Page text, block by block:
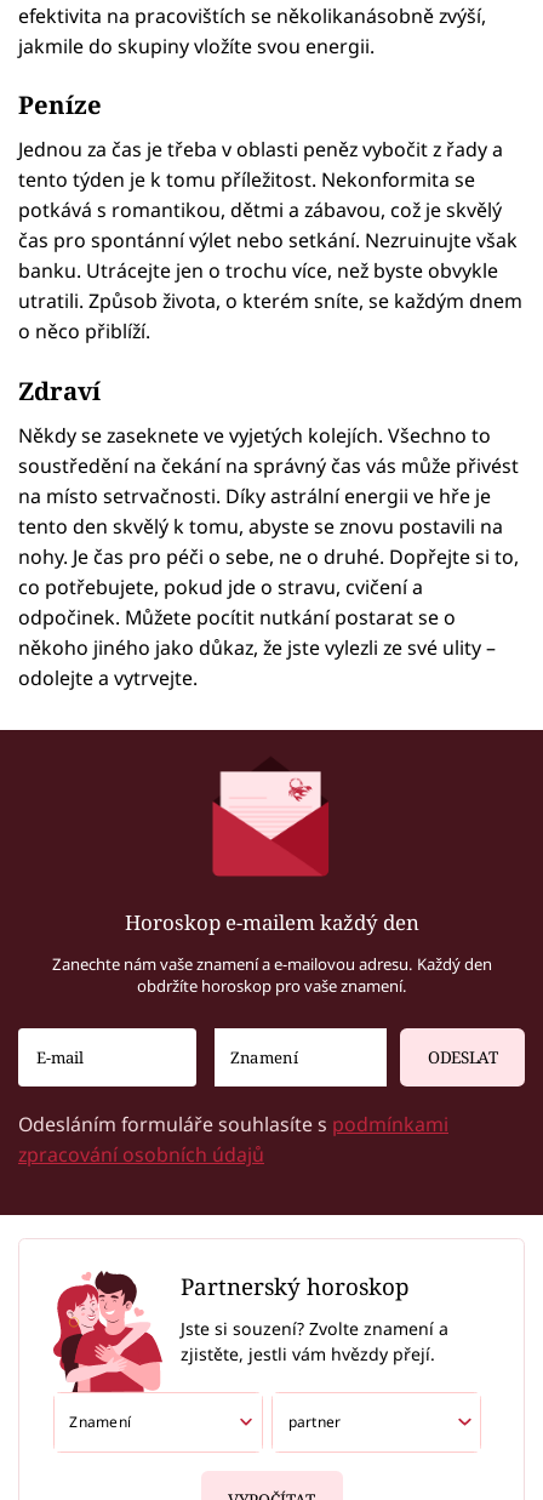
efektivita na pracovištích se několikanásobně zvýší,
jakmile do skupiny vložíte svou energii.
Peníze
Jednou za čas je třeba v oblasti peněz vybočit z řady a
tento týden je k tomu příležitost. Nekonformita se
potkává s romantikou, dětmi a zábavou, což je skvělý
čas pro spontánní výlet nebo setkání. Nezruinujte však
banku. Utrácejte jen o trochu více, než byste obvykle
utratili. Způsob života, o kterém sníte, se každým dnem
o něco přiblíží.
Zdraví
Někdy se zaseknete ve vyjetých kolejích. Všechno to
soustředění na čekání na správný čas vás může přivést
na místo setrvačnosti. Díky astrální energii ve hře je
tento den skvělý k tomu, abyste se znovu postavili na
nohy. Je čas pro péči o sebe, ne o druhé. Dopřejte si to,
co potřebujete, pokud jde o stravu, cvičení a
odpočinek. Můžete pocítit nutkání postarat se o
někoho jiného jako důkaz, že jste vylezli ze své ulity –
odolejte a vytrvejte.
Horoskop e-mailem každý den
Zanechte nám vaše znamení a e-mailovou adresu. Každý den
obdržíte horoskop pro vaše znamení.
ODESLAT
Odesláním formuláře souhlasíte s podmínkami
zpracování osobních údajů
Partnerský horoskop
Jste si souzení? Zvolte znamení a
zjistěte, jestli vám hvězdy přejí.